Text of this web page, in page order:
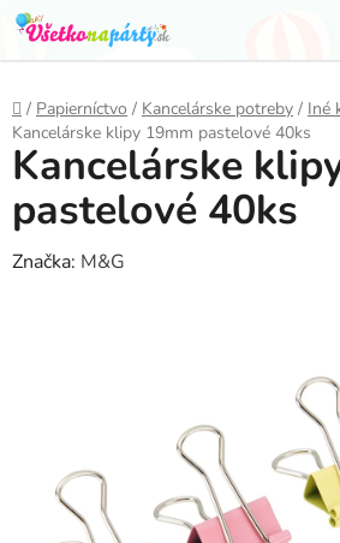
Prejsť
na
obsah
Domov
/ Papierníctvo / Kancelárske potreby / Iné
Kancelárske klipy 19mm pastelové 40ks
Kancelárske
pastelové 40ks
Značka: M&G